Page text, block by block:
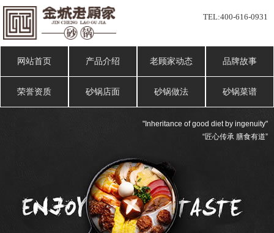
TEL:400-616-0931
网站首页 产品介绍 老顾家动态 品牌故事
荣誉资质 砂锅店面 砂锅做法 砂锅菜谱
"Inheritance of good diet by ingenuity"
“匠心传承 膳食有道”